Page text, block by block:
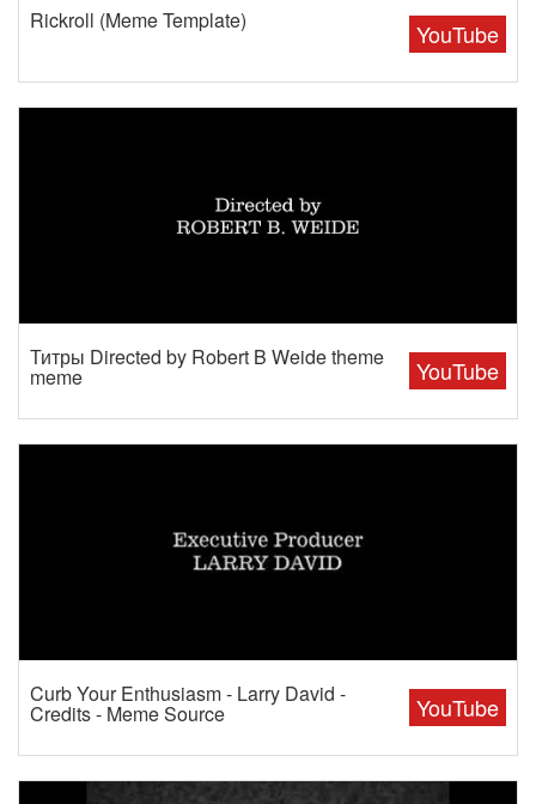
YouTube
Rickroll (Meme Template)
YouTube
Титры Directed by Robert B Weide theme
meme
YouTube
Curb Your Enthusiasm - Larry David -
Credits - Meme Source